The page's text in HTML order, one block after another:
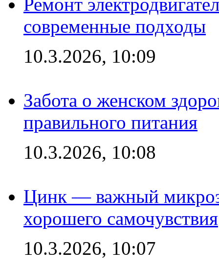
современные подходы
10.3.2026, 10:09
Забота о женском
правильного питания
10.3.2026, 10:08
Цинк — важный
хорошего самочувствия
10.3.2026, 10:07